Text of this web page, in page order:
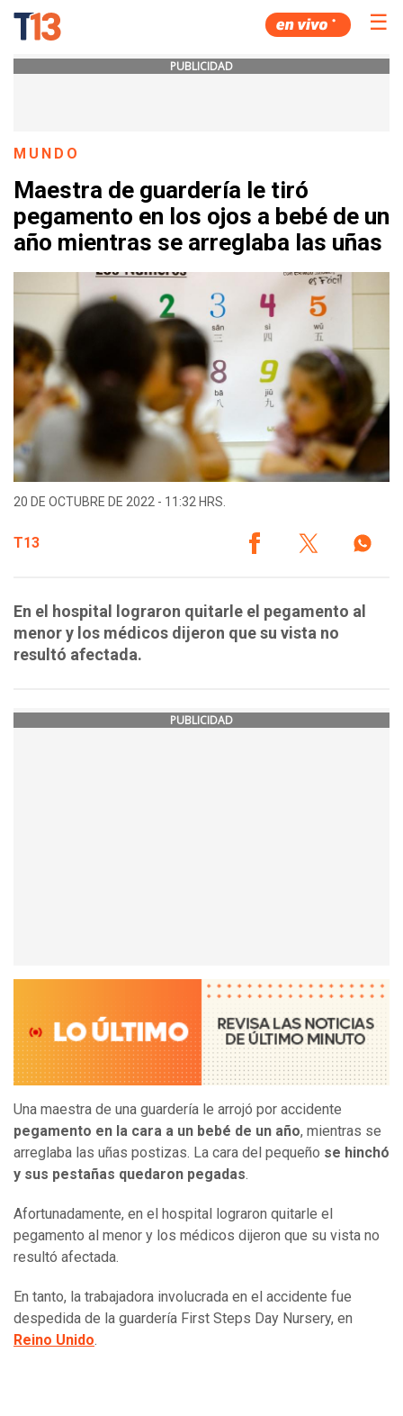
☰
PUBLICIDAD
MUNDO
Maestra de guardería le tiró
pegamento en los ojos a bebé de un
año mientras se arreglaba las uñas
20 DE OCTUBRE DE 2022 - 11:32 HRS.
T13
En el hospital lograron quitarle el pegamento al
menor y los médicos dijeron que su vista no
resultó afectada.
PUBLICIDAD
Una maestra de una guardería le arrojó por accidente
pegamento en la cara a un bebé de un año, mientras se
arreglaba las uñas postizas. La cara del pequeño se hinchó
y sus pestañas quedaron pegadas.
Afortunadamente, en el hospital lograron quitarle el
pegamento al menor y los médicos dijeron que su vista no
resultó afectada.
En tanto, la trabajadora involucrada en el accidente fue
despedida de la guardería First Steps Day Nursery, en
Reino Unido.